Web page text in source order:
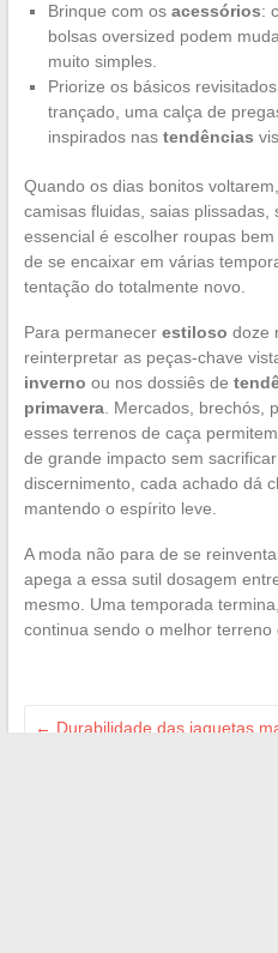
Brinque com os acessórios:
bolsas oversized podem
muito simples.
Priorize os básicos
trançado, uma calça de
inspirados nas tendências
Quando os dias bonitos
camisas fluidas, saias
essencial é escolher roupas
de se encaixar em várias
tentação do totalmente novo.
Para permanecer estiloso doze
reinterpretar as peças-chave
inverno ou nos dossiês de
primavera. Mercados, brechós,
esses terrenos de caça
de grande impacto sem
discernimento, cada achado dá
mantendo o espírito leve.
A moda não para de se
apega a essa sutil dosagem
mesmo. Uma temporada
continua sendo o melhor terreno
← Durabilidade das jaquetas